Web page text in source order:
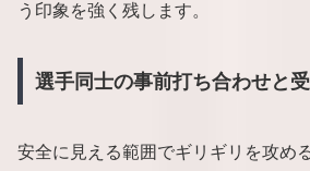
う印象を強く残します。
選手同士の事前打ち合わせと
安全に見える範囲でギリギリを攻め